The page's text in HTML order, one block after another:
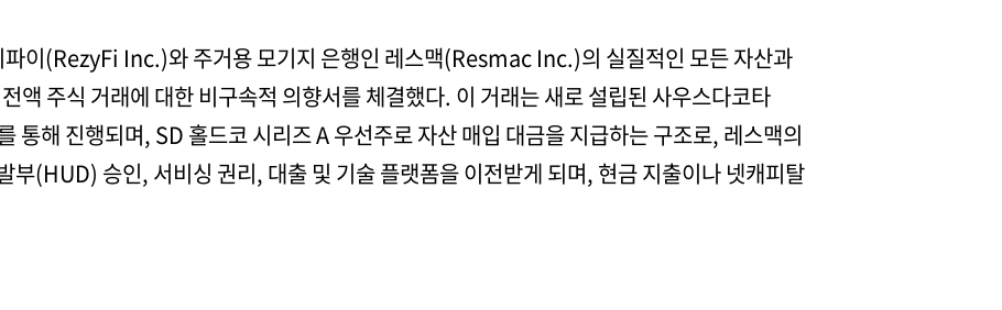
이(RezyFi Inc.)와 주거용 모기지 은행인 레스맥(Resmac Inc.)의 실질적인 모든 자산과
액 주식 거래에 대한 비구속적 의향서를 체결했다. 이 거래는 새로 설립된 사우스다코타
해 진행되며, SD 홀드코 시리즈 A 우선주로 자산 매입 대금을 지급하는 구조로, 레스맥의
부(HUD) 승인, 서비싱 권리, 대출 및 기술 플랫폼을 이전받게 되며, 현금 지출이나 넷캐피탈